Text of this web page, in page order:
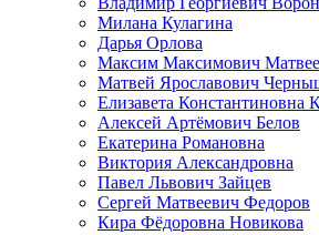
Милана Кулагина
Дарья Орлова
Максим Максимович
Матвей Ярославович
Елизавета Константиновна
Алексей Артёмович Белов
Екатерина Романовна
Виктория Александровна
Павел Львович Зайцев
Сергей Матвеевич Федоров
Кира Фёдоровна Новикова